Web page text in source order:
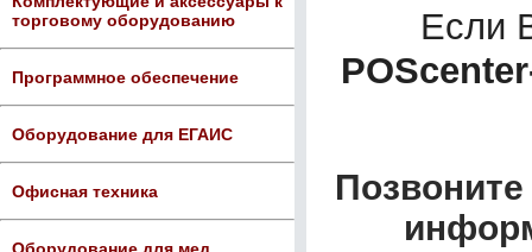
торговому оборудованию
Программное обеспечение
Оборудование для ЕГАИС
Офисная техника
Если